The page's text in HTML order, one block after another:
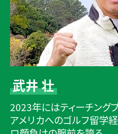
武井 壮
2023年にはティーチング
アメリカへのゴルフ留学